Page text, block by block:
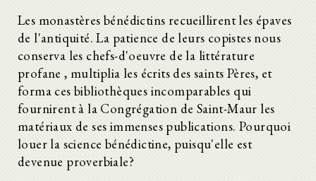
Les monastères bénédictins recueillirent les épaves
de l'antiquité. La patience de leurs copistes nous
conserva les chefs-d'oeuvre de la littérature
profane , multiplia les écrits des saints Pères, et
forma ces bibliothèques incomparables qui
fournirent à la Congrégation de Saint-Maur les
matériaux de ses immenses publications. Pourquoi
louer la science bénédictine, puisqu'elle est
devenue proverbiale?